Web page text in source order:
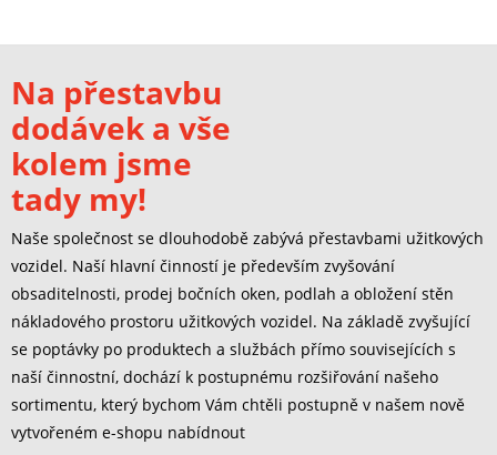
Na přestavbu
dodávek a vše
kolem jsme
tady my!
Naše společnost se dlouhodobě zabývá přestavbami užitkových
vozidel. Naší hlavní činností je především zvyšování
obsaditelnosti, prodej bočních oken, podlah a obložení stěn
nákladového prostoru užitkových vozidel. Na základě zvyšující
se poptávky po produktech a službách přímo souvisejících s
naší činnostní, dochází k postupnému rozšiřování našeho
sortimentu, který bychom Vám chtěli postupně v našem nově
vytvořeném e-shopu nabídnout